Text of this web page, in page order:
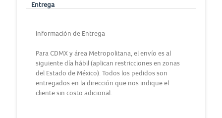
Entrega
Información de Entrega
Para CDMX y área Metropolitana, el envío es al
siguiente día hábil (aplican restricciones en zonas
del Estado de México). Todos los pedidos son
entregados en la dirección que nos indique el
cliente sin costo adicional.